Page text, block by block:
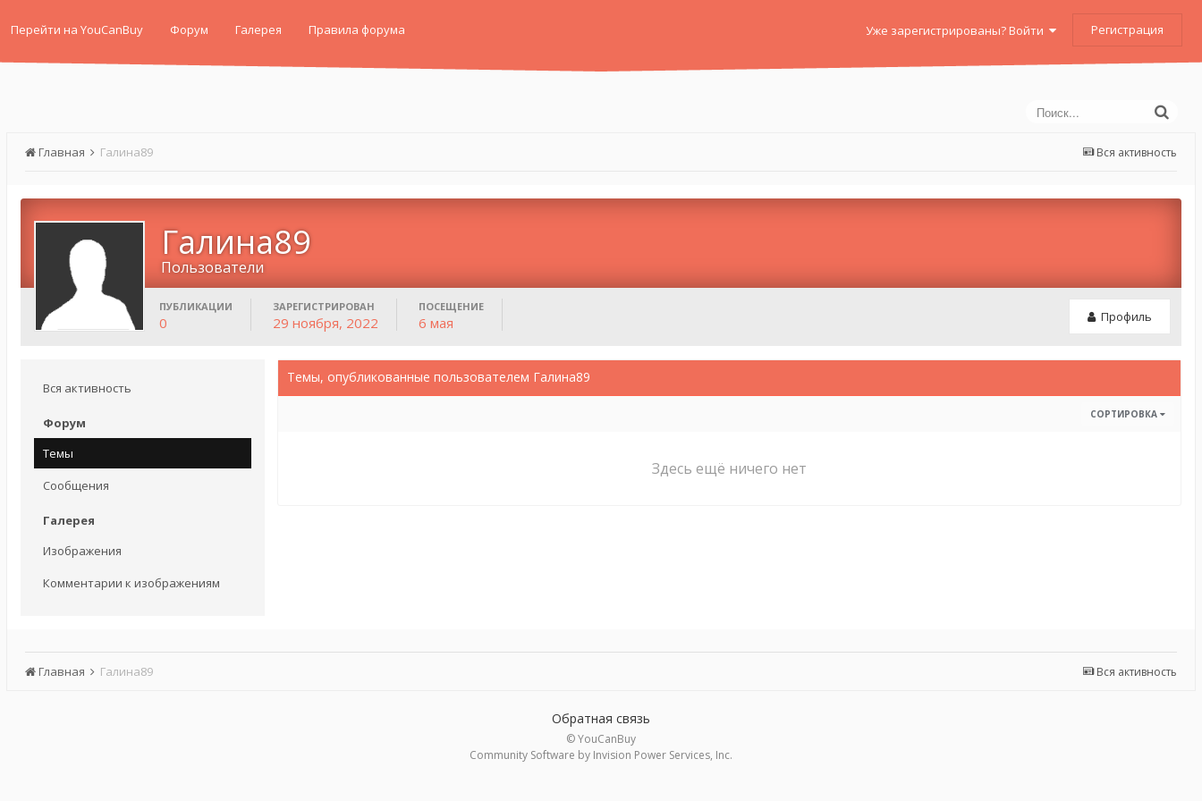
Перейти на YouCanBuy Форум Галерея Правила форума Уже зарегистрированы? Войти Регистрация
Вся активность
Главная Галина89
Галина89
Пользователи
Профиль
ПУБЛИКАЦИИ
0
ЗАРЕГИСТРИРОВАН
29 ноября, 2022
ПОСЕЩЕНИЕ
6 мая
Вся активность
Форум
Темы
Сообщения
Галерея
Изображения
Комментарии к изображениям
Темы, опубликованные пользователем Галина89
СОРТИРОВКА
Здесь ещё ничего нет
Вся активность
Главная Галина89
Обратная связь
© YouCanBuy
Community Software by Invision Power Services, Inc.